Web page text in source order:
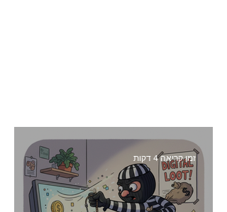
זמן קריאה 4 דקות